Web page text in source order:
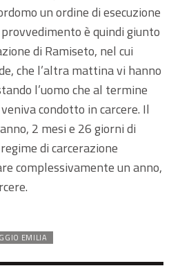
un ordine di esecuzione
è quindi giunto
di Ramiseto, nel cui
che l’altra mattina vi hanno
l’uomo che al termine
condotto in carcere. Il
2 mesi e 26 giorni di
di carcerazione
complessivamente un anno,
EMILIA